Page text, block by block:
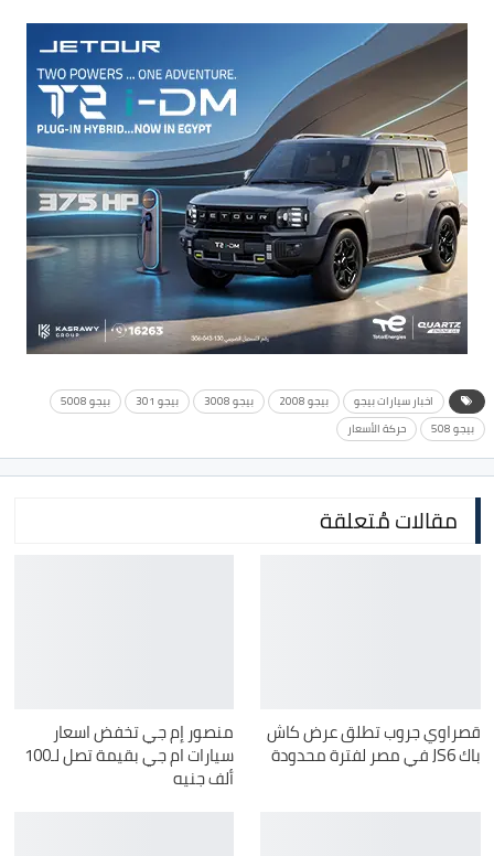
اخبار سيارات بيجو بيجو 2008 بيجو 3008 بيجو 301
بيجو 5008
بيجو 508
حركة الأسعار
مقالات مُتعلقة
قصراوي جروب تطلق عرض كاش
باك JS6 في مصر لفترة محدودة
منصور إم جي تخفض اسعار
سيارات ام جي بقيمة تصل لـ100
ألف جنيه